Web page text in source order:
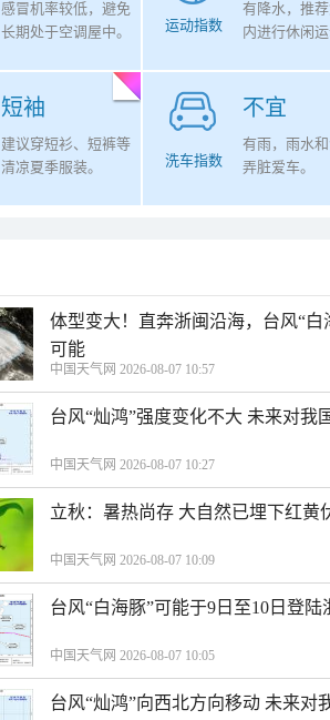
感冒机率较低，避免
长期处于空调屋中。
运动指数
有降水，推
内进行休闲
短袖
建议穿短衫、短裤等
清凉夏季服装。
不宜
洗车指数
有雨，雨水
弄脏爱车。
体型变大！直奔浙闽沿海，台风“
可能
中国天气网 2026-08-07 10:57
台风“灿鸿”强度变化不大 未来对我
中国天气网 2026-08-07 10:27
立秋：暑热尚存 大自然已埋下红黄
中国天气网 2026-08-07 10:09
台风“白海豚”可能于9日至10日登陆
中国天气网 2026-08-07 10:05
台风“灿鸿”向西北方向移动 未来对